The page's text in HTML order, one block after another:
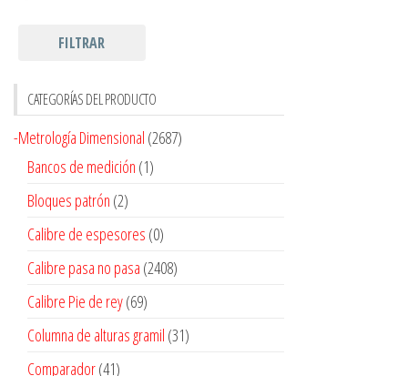
FILTRAR
CATEGORÍAS DEL PRODUCTO
-Metrología Dimensional (2687)
Bancos de medición (1)
Bloques patrón (2)
Calibre de espesores (0)
Calibre pasa no pasa (2408)
Calibre Pie de rey(69)
Columna de alturas gramil (31)
Comparador(41)